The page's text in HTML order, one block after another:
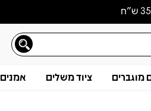
מוגברים ציוד משלים אמנים